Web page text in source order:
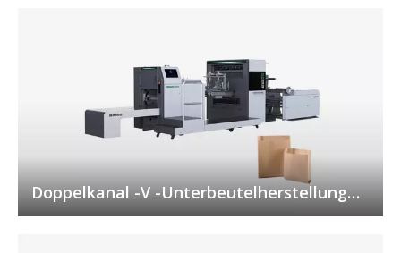
Doppelkanal -V -Unterbeutelherstellung
Maschine